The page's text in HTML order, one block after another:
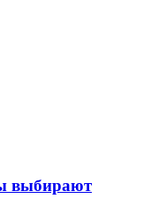
выбирают